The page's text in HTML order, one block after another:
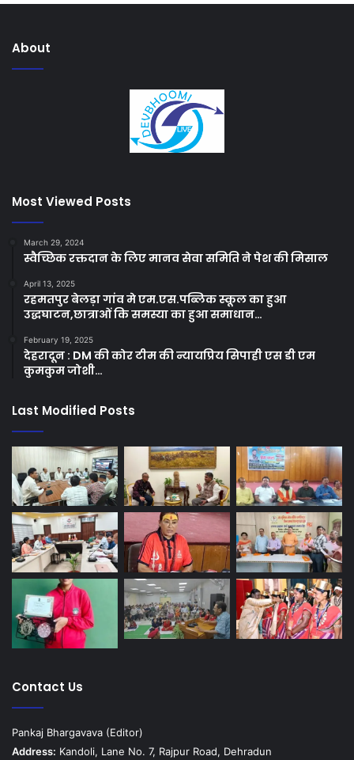
About
Most Viewed Posts
March 29, 2024
स्वैच्छिक रक्तदान के लिए मानव सेवा समिति ने पेश की मिसाल
April 13, 2025
रहमतपुर बेलड़ा गांव मे एम.एस.पब्लिक स्कूल का हुआ
उद्धघाटन,छात्राओं कि समस्या का हुआ समाधान…
February 19, 2025
देहरादून : DM की कोर टीम की न्यायप्रिय सिपाही एस डी एम
कुमकुम जोशी…
Last Modified Posts
Contact Us
Pankaj Bhargavava (Editor)
Address: Kandoli, Lane No. 7, Rajpur Road, Dehradun